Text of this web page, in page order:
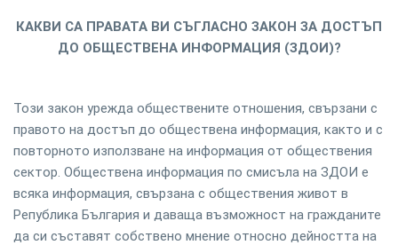
КАКВИ СА ПРАВАТА ВИ СЪГЛАСНО ЗАКОН ЗА ДОСТЪП
ДО ОБЩЕСТВЕНА ИНФОРМАЦИЯ (ЗДОИ)?
Този закон урежда обществените отношения, свързани с
правото на достъп до обществена информация, както и с
повторното използване на информация от обществения
сектор. Обществена информация по смисъла на ЗДОИ е
всяка информация, свързана с обществения живот в
Република България и даваща възможност на гражданите
да си съставят собствено мнение относно дейността на